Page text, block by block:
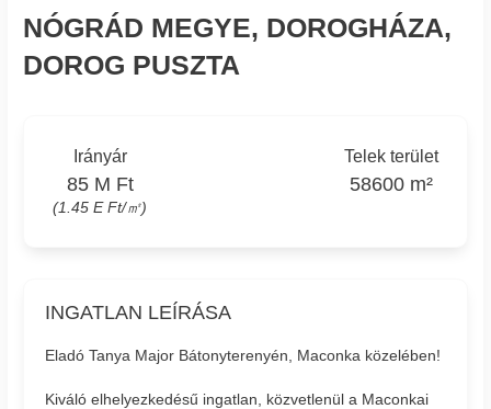
NÓGRÁD MEGYE, DOROGHÁZA,
DOROG PUSZTA
Irányár
85 M Ft
(1.45 E Ft/㎡)
Telek terület
58600 m²
INGATLAN LEÍRÁSA
Eladó Tanya Major Bátonyterenyén, Maconka közelében!
Kiváló elhelyezkedésű ingatlan, közvetlenül a Maconkai